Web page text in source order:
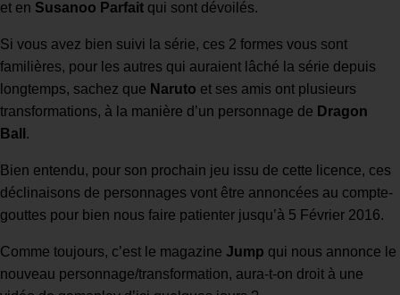
et en Susanoo Parfait qui sont dévoilés.
Si vous avez bien suivi la série, ces 2 formes vous sont
familières, pour les autres qui auraient lâché la série depuis
longtemps, sachez que Naruto et ses amis ont plusieurs
transformations, à la manière d’un personnage de Dragon
Ball .
Bien entendu, pour son prochain jeu issu de cette licence, ces
déclinaisons de personnages vont être annoncées au compte-
gouttes pour bien nous faire patienter jusqu’à 5 Février 2016.
Comme toujours, c’est le magazine Jump qui nous annonce le
nouveau personnage/transformation, aura-t-on droit à une